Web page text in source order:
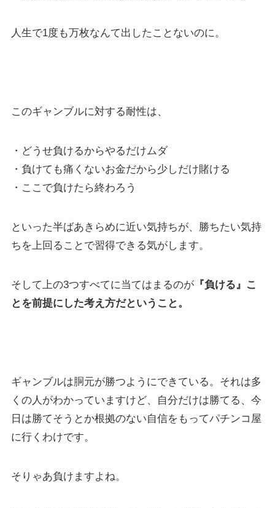
人生で1度も万枚なんて出したことないのに。
このギャンブルに対する耐性は、
・どうせ負けるからやるだけムダ
・負けても痛くないお金だから少しだけ賭ける
・ここで負けたら終わろう
といった半ばあきらめに近い気持ちが、勝ちたい気持
ちを上回ることで習得できる気がします。
そして上の3つすべてに当てはまるのが『負ける』こ
とを前提にした考え方だということ。
ギャンブルは胴元が勝つようにできている。それは多
くの人がわかっていますけど、自分だけは勝てる、今
日は勝てそうとか根拠のない自信をもってパチンコ屋
に行くわけです。
そりゃあ負けますよね。